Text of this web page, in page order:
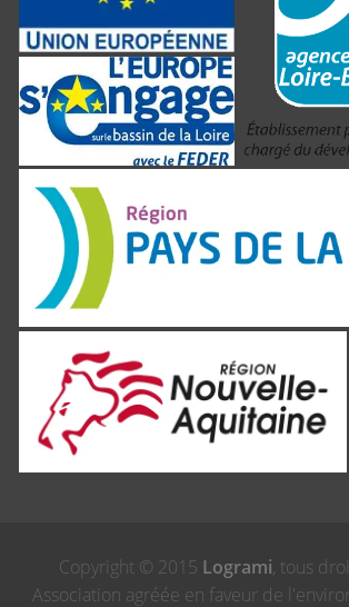
Copyright © 2015 Logrami, tous
Association agréée en faveur de